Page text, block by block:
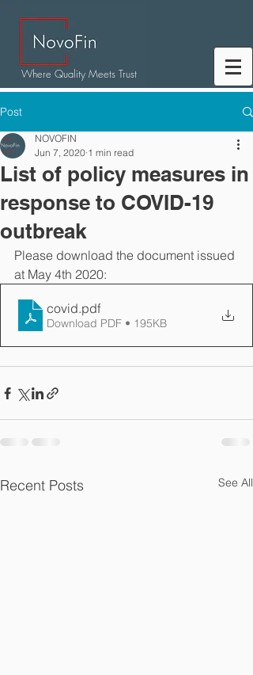
Where Quality Meets Trust
Post
List of policy measures in
response to COVID-19
outbreak
NOVOFIN
Jun 7, 2020 1 min read
Please download the document issued
at May 4th 2020:
covid.pdf
Download PDF • 195KB
Recent Posts See All